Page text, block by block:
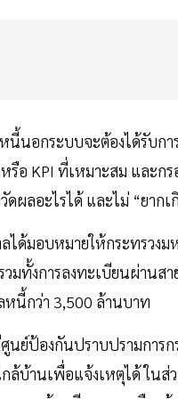
นอกระบบจะต้องได้รับก
อ KPI ที่เหมาะสม และก
ดผลอะไรได้ และไม่ “ยา
ได้มอบหมายให้กระทรว
วมทั้งการลงทะเบียนผ่าน
หนี้กว่า 3,500 ล้านบาท
ย์ป้องกันปราบปรามการ
ล้บ้านเพื่อแจ้งเหตุได้ ในส่